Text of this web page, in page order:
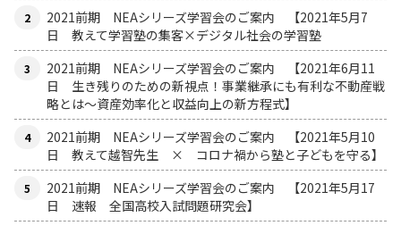
2021前期 NEAシリーズ学習会のご案内 【2021年5月7
日 教えて学習塾の集客×デジタル社会の学習塾
2021前期 NEAシリーズ学習会のご案内 【2021年6月11
日 生き残りのための新視点！事業継承にも有利な不動産戦
略とは〜資産効率化と収益向上の新方程式】
2021前期 NEAシリーズ学習会のご案内 【2021年5月10
日 教えて越智先生 × コロナ禍から塾と子どもを守る】
2021前期 NEAシリーズ学習会のご案内 【2021年5月17
日 速報 全国高校入試問題研究会】